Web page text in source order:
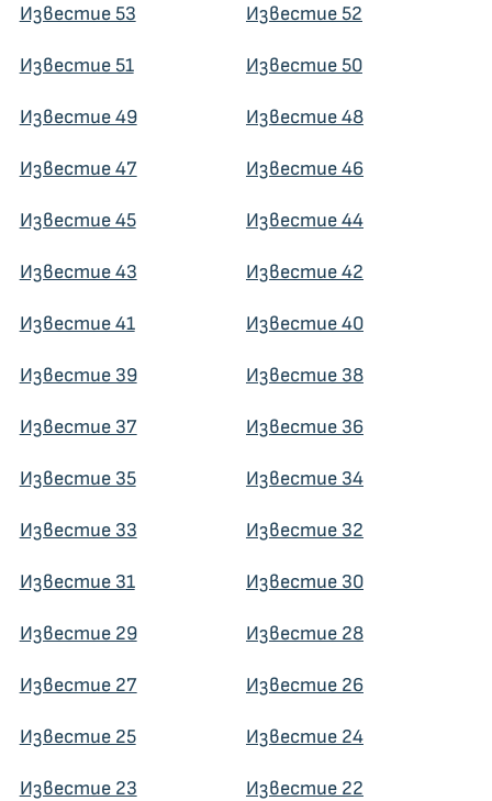
Известие 53 Известие 52
Известие 51 Известие 50
Известие 49 Известие 48
Известие 47 Известие 46
Известие 45 Известие 44
Известие 43 Известие 42
Известие 41 Известие 40
Известие 39 Известие 38
Известие 37 Известие 36
Известие 35 Известие 34
Известие 33 Известие 32
Известие 31 Известие 30
Известие 29 Известие 28
Известие 27 Известие 26
Известие 25 Известие 24
Известие 23 Известие 22